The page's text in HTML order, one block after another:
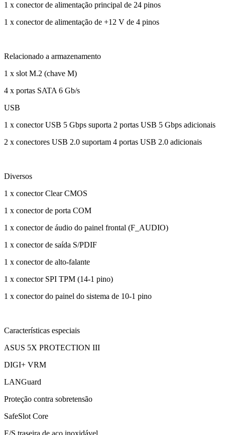
1 x conector de alimentação principal de 24 pinos
1 x conector de alimentação de +12 V de 4 pinos
Relacionado a armazenamento
1 x slot M.2 (chave M)
4 x portas SATA 6 Gb/s
USB
1 x conector USB 5 Gbps suporta 2 portas USB 5 Gbps adicionais
2 x conectores USB 2.0 suportam 4 portas USB 2.0 adicionais
Diversos
1 x conector Clear CMOS
1 x conector de porta COM
1 x conector de áudio do painel frontal (F_AUDIO)
1 x conector de saída S/PDIF
1 x conector de alto-falante
1 x conector SPI TPM (14-1 pino)
1 x conector do painel do sistema de 10-1 pino
Características especiais
ASUS 5X PROTECTION III
DIGI+ VRM
LANGuard
Proteção contra sobretensão
SafeSlot Core